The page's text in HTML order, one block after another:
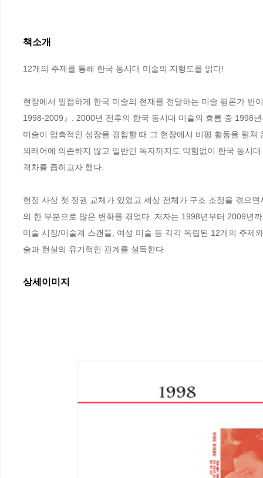
책소개
12개의 주제를 통해 한국 동시대 미술의 지형도를 읽다!
현장에서 밀접하게 한국 미술의 현재를 전달하는 미술 평론가 반
1998-2009』. 2000년 전후의 한국 동시대 미술의 흐름 중 1998
미술이 압축적인 성장을 경험할 때 그 현장에서 비평 활동을 펼
외래어에 의존하지 않고 일반인 독자까지도 막힘없이 한국 동시
격차를 좁히고자 했다.
헌정 사상 첫 정권 교체가 있었고 세상 전체가 구조 조정을 겪으
의 한 부분으로 많은 변화를 겪었다. 저자는 1998년부터 2009년
미술 시장/미술계 스캔들, 여성 미술 등 각각 독립된 12개의 주제
술과 현실의 유기적인 관계를 설득한다.
상세이미지